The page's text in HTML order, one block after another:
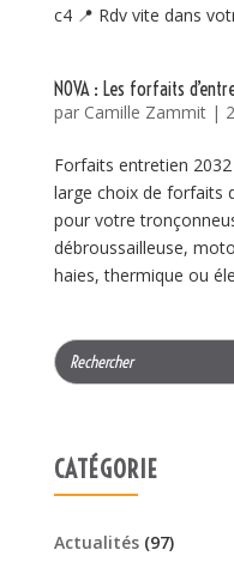
c4 📍 Rdv vite dans
NOVA : Les forfaits
par Camille Zammit|
Forfaits entretien
large choix de forfaits
pour votre
débroussailleuse,
haies, thermique ou
Search
for:
CATÉGORIE
Actualités(97)